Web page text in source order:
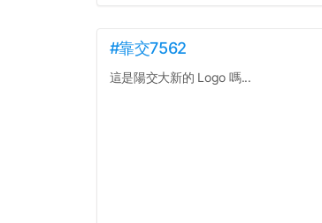
#靠交7562
這是陽交大新的 Logo 嗎...